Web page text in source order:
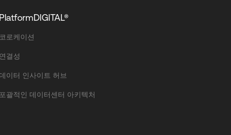
PlatformDIGITAL®
코로케이션
연결성
이터 인사이트 허브
포괄적인 데이터센터 아키텍처